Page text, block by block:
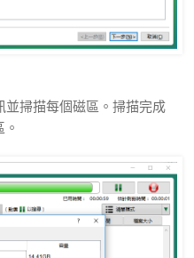
並掃描每個磁區。掃描完成